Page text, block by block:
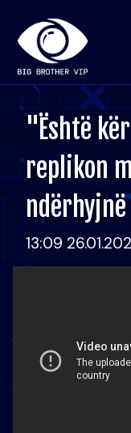
"Është
replikon
ndërhyjnë
13:09